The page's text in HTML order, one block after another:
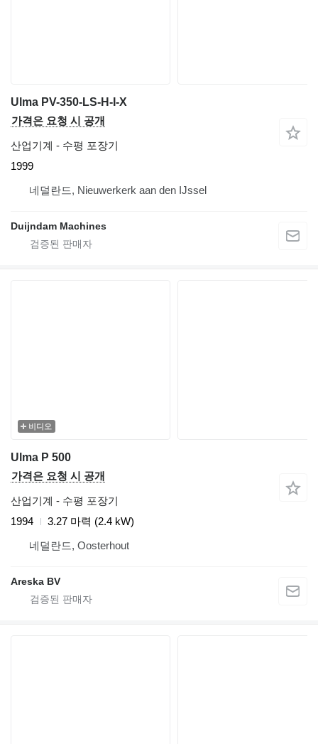
Ulma PV-350-LS-H-I-X
가격은 요청 시 공개
산업기계 - 수평 포장기
1999
네덜란드, Nieuwerkerk aan den IJssel
Duijndam Machines
비디오
Ulma P 500
가격은 요청 시 공개
산업기계 - 수평 포장기
1994
3.27 마력 (2.4 kW)
네덜란드, Oosterhout
Areska BV